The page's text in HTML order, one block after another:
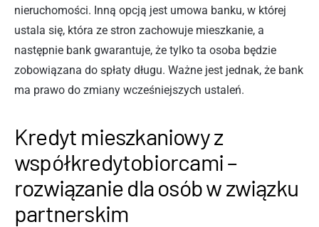
nieruchomości. Inną opcją jest umowa banku, w której
ustala się, która ze stron zachowuje mieszkanie, a
następnie bank gwarantuje, że tylko ta osoba będzie
zobowiązana do spłaty długu. Ważne jest jednak, że bank
ma prawo do zmiany wcześniejszych ustaleń.
Kredyt mieszkaniowy z
współkredytobiorcami –
rozwiązanie dla osób w związku
partnerskim